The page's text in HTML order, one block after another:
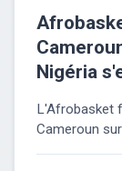
Nigéria
L'Afrobasket
Cameroun